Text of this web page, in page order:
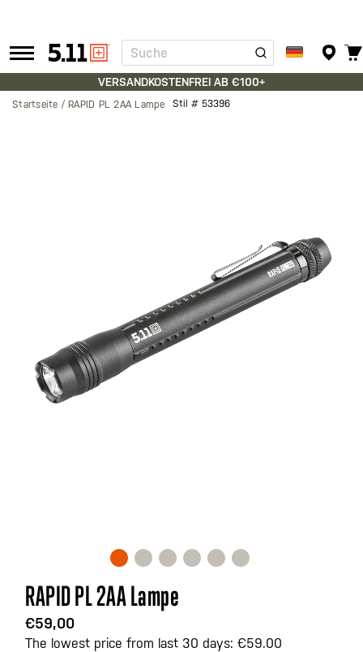
Tactical
Gear
Suche
VERSANDKOSTENFREI AB €100+
Startseite RAPID PL 2AA Lampe Stil # 53396
Zum
Anfang
der
Bildgalerie
RAPID PL 2AA Lampe
€59,00
The lowest price from last 30 days: €59.00